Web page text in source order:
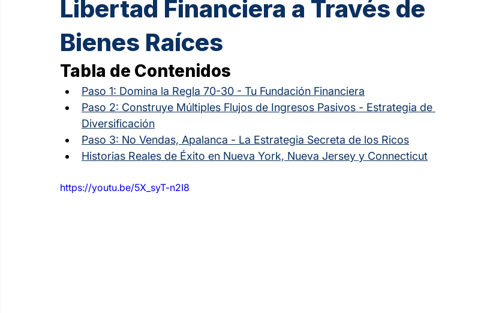
Libertad Financiera a Través de
Bienes Raíces
Tabla de Contenidos
Paso 1: Domina la Regla 70-30 - Tu Fundación Financiera
Paso 2: Construye Múltiples Flujos de Ingresos Pasivos - Estrategia de
Diversificación
Paso 3: No Vendas, Apalanca - La Estrategia Secreta de los Ricos
Historias Reales de Éxito en Nueva York, Nueva Jersey y Connecticut
https://youtu.be/5X_syT-n2I8